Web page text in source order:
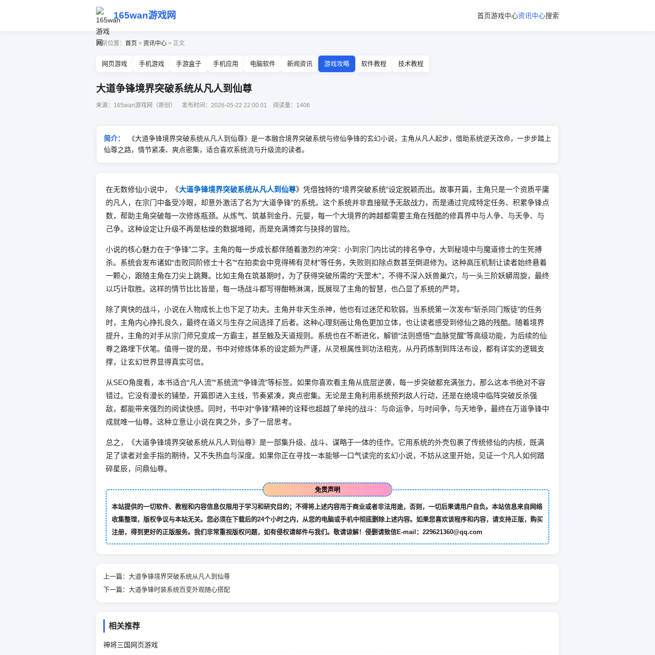
165wan游戏网 首页游戏中心资讯中心搜索
当前位置： 首页 > 资讯中心 > 正文
网页游戏 手机游戏 手游盒子 手机应用 电脑软件 新闻资讯 游戏攻略 软件教程 技术教程
大道争锋境界突破系统从凡人到仙尊
来源：165wan游戏网（原创） 发布时间：2026-05-22 22:00:01 阅读量：1406
简介：
《大道争锋境界突破系统从凡人到仙尊》是一本融合境界突破系统与修仙争锋的玄幻小说，主角从凡人起步，借助系统逆天改命，一步步踏上
仙尊之路，情节紧凑、爽点密集，适合喜欢系统流与升级流的读者。
在无数修仙小说中，《大道争锋境界突破系统从凡人到仙尊》凭借独特的“境界突破系统”设定脱颖而出。故事开篇，主角只是一个资质平庸
的凡人，在宗门中备受冷眼，却意外激活了名为“大道争锋”的系统。这个系统并非直接赋予无敌战力，而是通过完成特定任务、积累争锋点
数，帮助主角突破每一次修炼瓶颈。从炼气、筑基到金丹、元婴，每一个大境界的跨越都需要主角在残酷的修真界中与人争、与天争、与
己争。这种设定让升级不再是枯燥的数据堆砌，而是充满博弈与抉择的冒险。
小说的核心魅力在于“争锋”二字。主角的每一步成长都伴随着激烈的冲突：小到宗门内比试的排名争夺，大到秘境中与魔道修士的生死搏
杀。系统会发布诸如“击败同阶修士十名”“在拍卖会中竞得稀有灵材”等任务，失败则扣除点数甚至倒退修为。这种高压机制让读者始终悬着
一颗心，跟随主角在刀尖上跳舞。比如主角在筑基期时，为了获得突破所需的“天罡木”，不得不深入妖兽巢穴，与一头三阶妖蟒周旋，最终
以巧计取胜。这样的情节比比皆是，每一场战斗都写得酣畅淋漓，既展现了主角的智慧，也凸显了系统的严苛。
除了爽快的战斗，小说在人物成长上也下足了功夫。主角并非天生杀神，他也有过迷茫和软弱。当系统第一次发布“斩杀同门叛徒”的任务
时，主角内心挣扎良久，最终在道义与生存之间选择了后者。这种心理刻画让角色更加立体，也让读者感受到修仙之路的残酷。随着境界
提升，主角的对手从宗门师兄变成一方霸主，甚至触及天道规则。系统也在不断进化，解锁“法则感悟”“血脉觉醒”等高级功能，为后续的仙
尊之路埋下伏笔。值得一提的是，书中对修炼体系的设定颇为严谨，从灵根属性到功法相克，从丹药炼制到阵法布设，都有详实的逻辑支
撑，让玄幻世界显得真实可信。
从SEO角度看，本书适合“凡人流”“系统流”“争锋流”等标签。如果你喜欢看主角从底层逆袭，每一步突破都充满张力，那么这本书绝对不容
错过。它没有漫长的铺垫，开篇即进入主线，节奏紧凑，爽点密集。无论是主角利用系统预判敌人行动，还是在绝境中临阵突破反杀强
敌，都能带来强烈的阅读快感。同时，书中对“争锋”精神的诠释也超越了单纯的战斗：与命运争，与时间争，与天地争，最终在万道争锋中
成就唯一仙尊。这种立意让小说在爽之外，多了一层思考。
总之，《大道争锋境界突破系统从凡人到仙尊》是一部集升级、战斗、谋略于一体的佳作。它用系统的外壳包裹了传统修仙的内核，既满
足了读者对金手指的期待，又不失热血与深度。如果你正在寻找一本能够一口气读完的玄幻小说，不妨从这里开始，见证一个凡人如何踏
碎星辰，问鼎仙尊。
免责声明
本站提供的一切软件、教程和内容信息仅限用于学习和研究目的；不得将上述内容用于商业或者非法用途，否则，一切后果请用户自负。本站信息来自网络
收集整理，版权争议与本站无关。您必须在下载后的24个小时之内，从您的电脑或手机中彻底删除上述内容。如果您喜欢该程序和内容，请支持正版，购买
注册，得到更好的正版服务。我们非常重视版权问题，如有侵权请邮件与我们。敬请谅解！侵删请致信E-mail：229621360@qq.com
上一篇： 大道争锋境界突破系统从凡人到仙尊
下一篇： 大道争锋时装系统百变外观随心搭配
相关推荐
神将三国网页游戏